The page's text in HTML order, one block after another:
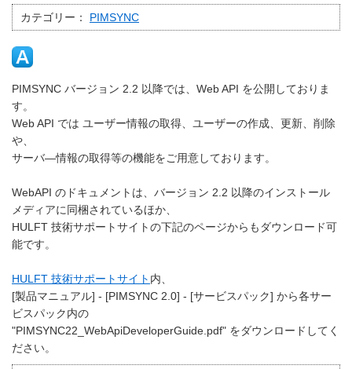
カテゴリー： PIMSYNC
PIMSYNC バージョン 2.2 以降では、Web API を公開しておりま
す。
Web API では ユーザー情報の取得、ユーザーの作成、更新、削除
や、
サーバ―情報の取得等の機能をご用意しております。
WebAPI のドキュメントは、バージョン 2.2 以降のインストール
メディアに同梱されているほか、
HULFT 技術サポートサイトの下記のページからもダウンロード可
能です。
HULFT 技術サポートサイト 内、
[製品マニュアル] - [PIMSYNC 2.0] - [サービスパック] から各サー
ビスパック内の
"PIMSYNC22_WebApiDeveloperGuide.pdf" をダウンロードしてく
ださい。